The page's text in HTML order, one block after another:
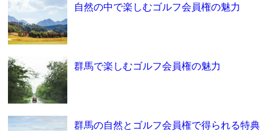
自然の中で楽しむゴルフ会員権の魅力
群馬で楽しむゴルフ会員権の魅力
群馬の自然とゴルフ会員権で得られる特典